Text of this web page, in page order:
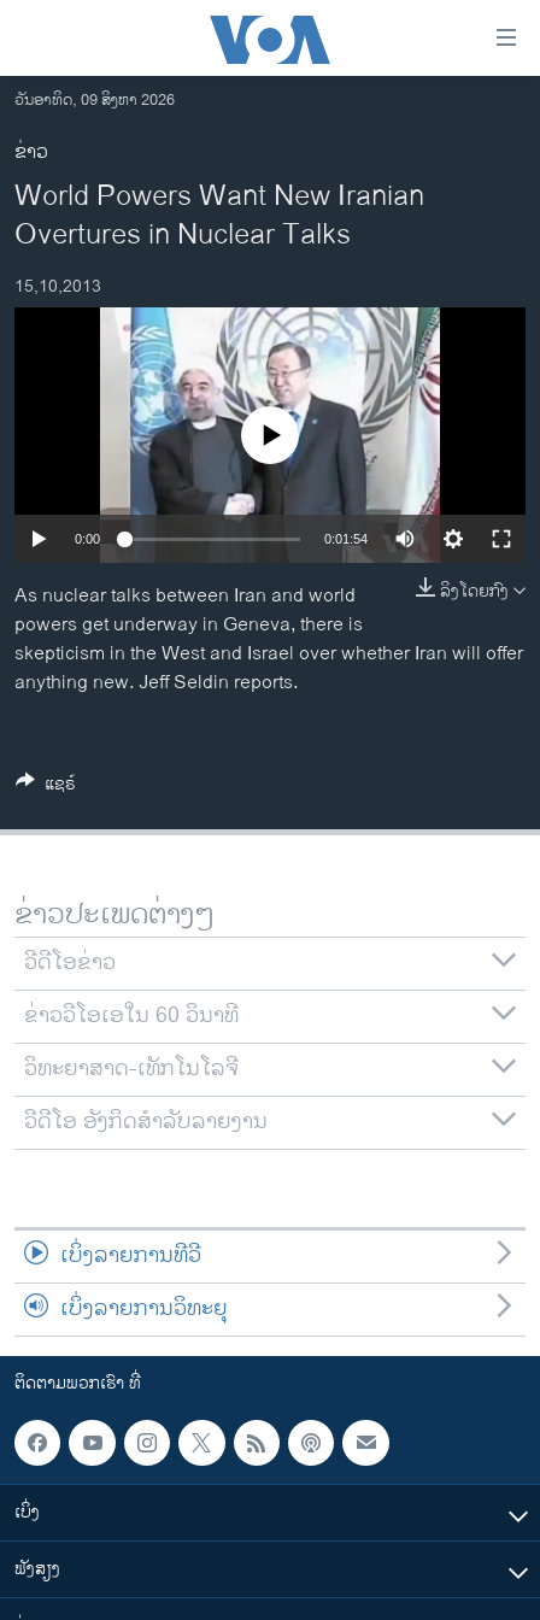
ເຂົ້າ
ຫາ
ຂ້າມ
ຂ້າມ
ຂ້າມ
ຫາ
ຊອກ
ອາເມຣິກາ
ຂ່າວ​ຈີນ
ອິດສະຫຼະພາບດ້ານການຂ່າວ
ຊຸມຊົນຊາວລາວ
ວິທະຍາສາດ-ເທັກໂນໂລຈີ
ທຸລະກິດ
ພາສາອັງກິດ
ວີດີໂອ
ລາຍການກະຈາຍສຽງ
ຕິດຕາມພວກເຮົາ ທີ່
ພາສາຕ່າງໆ
ວັນອາທິດ, 09 ສິງຫາ 2026
ຂ່າວ
World Powers Want New Iranian
Overtures in Nuclear Talks
15,10,2013
No media source currently available
0:00 0:01:54
ລິງໂດຍກົງ
As nuclear talks between Iran and world
powers get underway in Geneva, there is
skepticism in the West and Israel over whether Iran will offer
anything new. Jeff Seldin reports.
ແຊຣ໌
ຂ່າວປະເພດຕ່າງໆ
ວີດີໂອຂ່າວ
ຂ່າວວີໂອເອໃນ 60 ວິນາທີ
ວິທະຍາສາດ-ເທັກໂນໂລຈີ
ວີດີໂອ ອັງກິດສຳລັບລາຍງານ
ເບິ່ງລາຍການທີວີ
ເບິ່ງລາຍການວິທະຍຸ
ຕິດຕາມພວກເຮົາ ທີ່
ເບິ່ງ
ຟັງສຽງ